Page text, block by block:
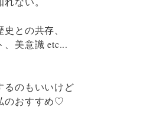
との共存、
、美意識 etc...
るのもいいけど
のおすすめ♡